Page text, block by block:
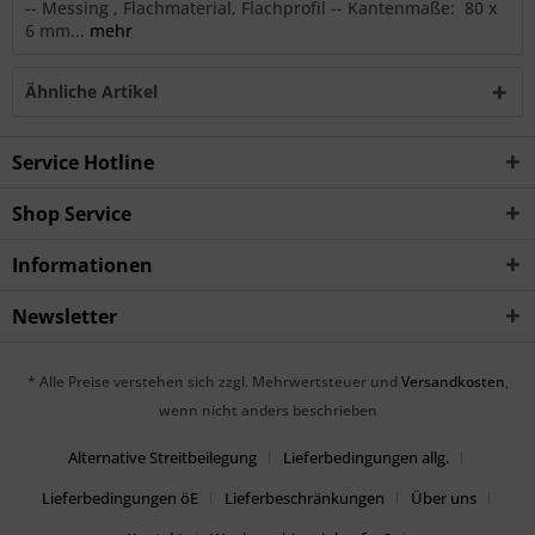
-- Messing , Flachmaterial, Flachprofil -- Kantenmaße: 80 x
6 mm... mehr
Ähnliche Artikel
Service Hotline
Shop Service
Informationen
Newsletter
* Alle Preise verstehen sich zzgl. Mehrwertsteuer und Versandkosten,
wenn nicht anders beschrieben
Alternative Streitbeilegung
Lieferbedingungen allg.
Lieferbedingungen öE
Lieferbeschränkungen
Über uns